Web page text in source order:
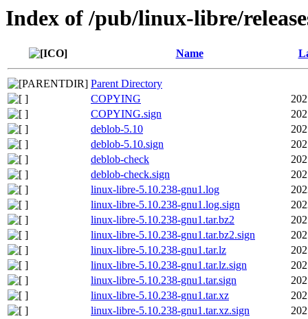
Index of /pub/linux-libre/
Name
Parent Directory
COPYING
COPYING.sign
deblob-5.10
deblob-5.10.sign
deblob-check
deblob-check.sign
linux-libre-5.10.238-gnu1.log
linux-libre-5.10.238-gnu1.log.sign
linux-libre-5.10.238-gnu1.tar.bz2
linux-libre-5.10.238-gnu1.tar.bz2.sign
linux-libre-5.10.238-gnu1.tar.lz
linux-libre-5.10.238-gnu1.tar.lz.sign
linux-libre-5.10.238-gnu1.tar.sign
linux-libre-5.10.238-gnu1.tar.xz
linux-libre-5.10.238-gnu1.tar.xz.sign